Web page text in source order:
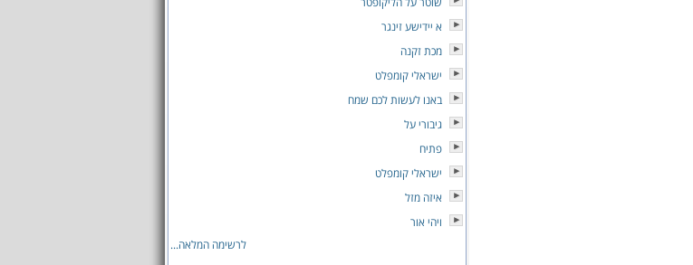
א יידישע זינגר
מכת זקנה
ישראלי קומפלט
באנו לעשות לכם שמח
גיבורי על
פתיח
ישראלי קומפלט
איזה מזל
ויהי אור
לרשימה המלאה...